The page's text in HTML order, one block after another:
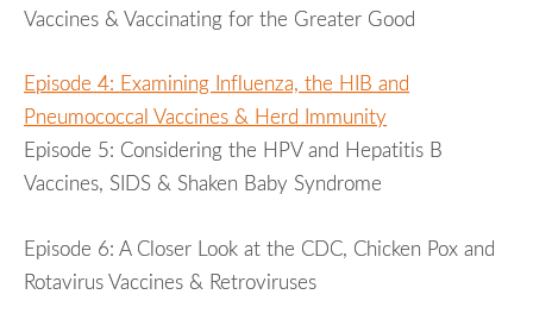
Vaccines & Vaccinating for the Greater Good
Episode 4: Examining Influenza, the HIB and
Pneumococcal Vaccines & Herd Immunity
Episode 5: Considering the HPV and Hepatitis B
Vaccines, SIDS & Shaken Baby Syndrome
Episode 6: A Closer Look at the CDC, Chicken Pox and
Rotavirus Vaccines & Retroviruses